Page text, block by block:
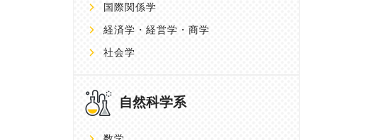
国際関係学
経済学・経営学・商学
社会学
自然科学系